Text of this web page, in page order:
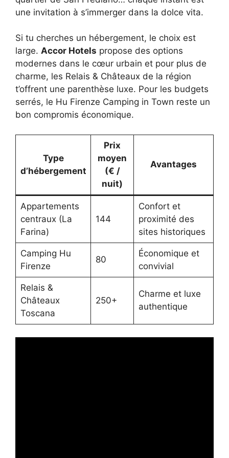
une invitation à s’immerger dans la dolce vita.
Si tu cherches un hébergement, le choix est
large. Accor Hotels propose des options
modernes dans le cœur urbain et pour plus de
charme, les Relais & Châteaux de la région
t’offrent une parenthèse luxe. Pour les budgets
serrés, le Hu Firenze Camping in Town reste un
bon compromis économique.
Type
d’hébergement
Prix
moyen
(€ /
nuit)
Avantages
Appartements
centraux (La
Farina)
144
Confort et
proximité des
sites historiques
Camping Hu
Firenze
80
Économique et
convivial
Relais &
Châteaux
Toscana
250+
Charme et luxe
authentique